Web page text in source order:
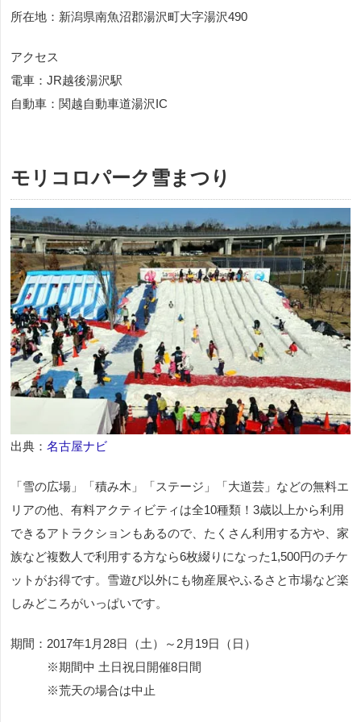
所在地：新潟県南魚沼郡湯沢町大字湯沢490
アクセス
電車：JR越後湯沢駅
自動車：関越自動車道湯沢IC
モリコロパーク雪まつり
出典： 名古屋ナビ
「雪の広場」「積み木」「ステージ」「大道芸」などの無料エ
リアの他、有料アクティビティは全10種類！3歳以上から利用
できるアトラクションもあるので、たくさん利用する方や、家
族など複数人で利用する方なら6枚綴りになった1,500円のチケ
ットがお得です。雪遊び以外にも物産展やふるさと市場など楽
しみどころがいっぱいです。
期間：2017年1月28日（土）～2月19日（日）
※期間中 土日祝日開催8日間
※荒天の場合は中止